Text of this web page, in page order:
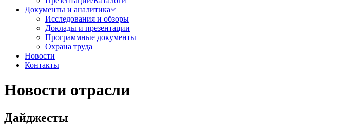
Документы и аналитика
Исследования и обзоры
Доклады и презентации
Программные документы
Охрана труда
Новости
Контакты
Новости отрасли
Дайджесты